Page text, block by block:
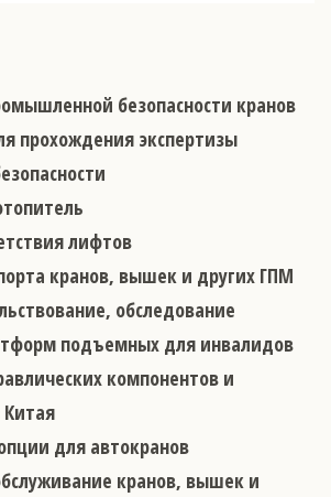
безопасности кранов
прохождения экспертизы
лифтов
кранов, вышек и других ГПМ
обследование
подъемных для инвалидов
компонентов и
для автокранов
кранов, вышек и